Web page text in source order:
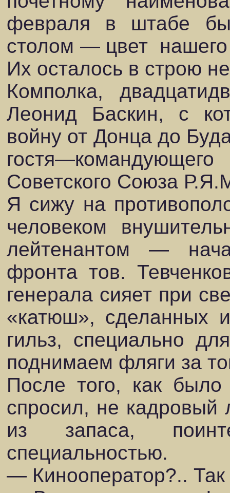
февраля в штабе
столом — цвет
Их осталось в строю
Комполка,
Леонид Баскин, с
войну от Донца до
Советского Союза
Я сижу на
человеком
лейтенантом —
фронта тов.
генерала сияет при
«катюш», сделанных
гильз, специально
поднимаем фляги за
После того, как
спросил, не кадровый
из запаса,
специальностью.
— Кинооператор?..